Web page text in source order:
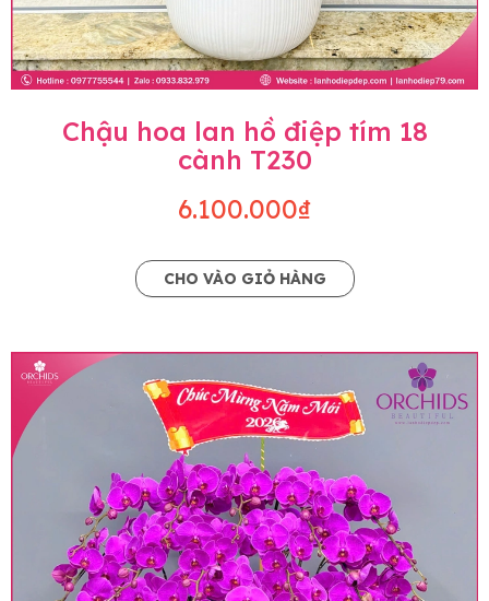
Chậu hoa lan hồ điệp tím 18
cành T230
6.100.000₫
CHO VÀO GIỎ HÀNG